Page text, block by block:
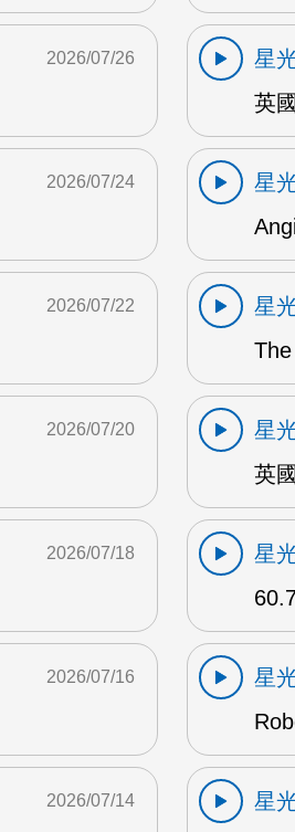
2026/07/26
星
英
2026/07/24
星
2026/07/22
星
2026/07/20
星
英
2026/07/18
星
2026/07/16
星
2026/07/14
星